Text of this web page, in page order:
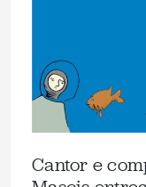
Cantor e